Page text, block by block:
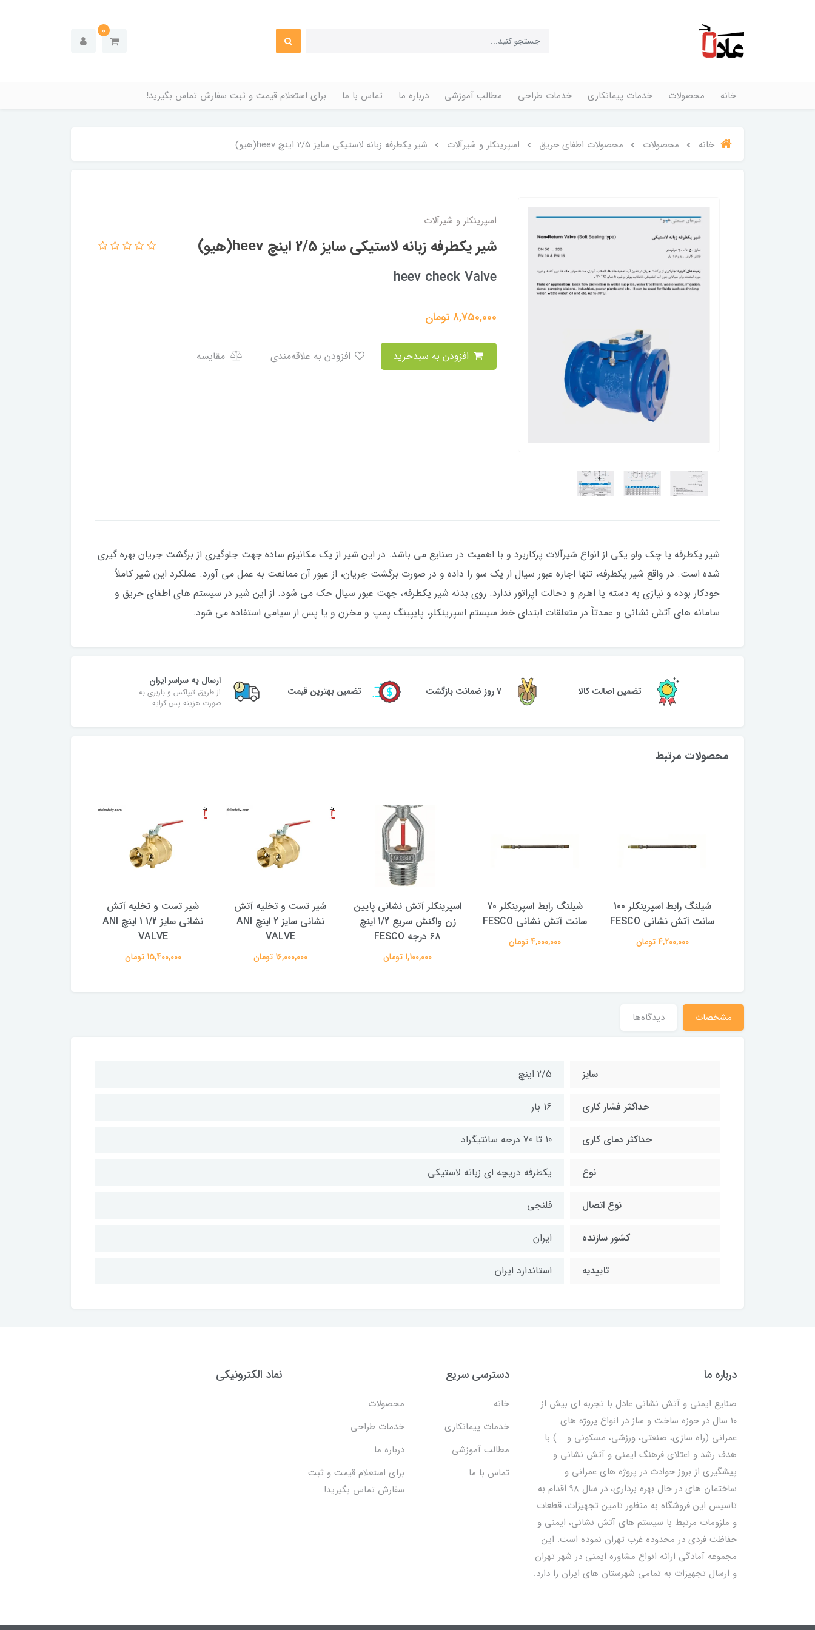
0
خانه محصولات خدمات پیمانکاری خدمات طراحی مطالب آموزشی درباره ما تماس با ما برای استعلام قیمت و ثبت سفارش تماس بگیرید!
خانه محصولات محصولات اطفای حریق اسپرینکلر و شیرآلات شیر یکطرفه زبانه لاستیکی سایز 2/5 اینچ heev(هیو)
اسپرینکلر و شیرآلات
شیر یکطرفه زبانه لاستیکی سایز 2/5 اینچ heev(هیو)
heev check Valve
8,750,000تومان
مقایسه
شیر یکطرفه یا چک ولو یکی از انواع شیرآلات پرکاربرد و با اهمیت در صنایع می باشد. در این شیر از یک مکانیزم ساده جهت جلوگیری از برگشت جریان بهره گیری
شده است. در واقع شیر یکطرفه، تنها اجازه عبور سیال از یک سو را داده و در صورت برگشت جریان، از عبور آن ممانعت به عمل می آورد. عملکرد این شیر کاملاً
خودکار بوده و نیازی به دسته یا اهرم و دخالت اپراتور ندارد. روی بدنه شیر یکطرفه، جهت عبور سیال حک می شود. از این شیر در سیستم های اطفای حریق و
سامانه های آتش نشانی و عمدتاً در متعلقات ابتدای خط سیستم اسپرینکلر، پایپینگ پمپ و مخزن و یا پس از سیامی استفاده می شود.
تضمین اصالت کالا 7 روز ضمانت بازگشت تضمین بهترین قیمت
ارسال به سراسر ایران
از طریق تیپاکس و باربری به
صورت هزینه پس کرایه
محصولات مرتبط
شیلنگ رابط اسپرینکلر 100
سانت آتش نشانی FESCO
4,200,000 تومان
شیلنگ رابط اسپرینکلر 70
سانت آتش نشانی FESCO
4,000,000 تومان
اسپرینکلر آتش نشانی پایین
زن واکنش سریع 1/2 اینچ
68 درجه FESCO
1,100,000 تومان
شیر تست و تخلیه آتش
نشانی سایز 2 اینچ ANI
VALVE
16,000,000 تومان
شیر تست و تخلیه آتش
نشانی سایز 1/2 1 اینچ ANI
VALVE
15,400,000 تومان
مشخصات دیدگاه‌ها
سایز 2/5 اینچ
حداکثر فشار کاری 16 بار
حداکثر دمای کاری 10 تا 70 درجه سانتیگراد
نوع یکطرفه دریچه ای زبانه لاستیکی
نوع اتصال فلنجی
کشور سازنده ایران
تاییدیه استاندارد ایران
درباره ما
صنایع ایمنی و آتش نشانی عادل با تجربه ای بیش از
10 سال در حوزه ساخت و ساز در انواع پروژه های
عمرانی (راه سازی، صنعتی، ورزشی، مسکونی و ...) با
هدف رشد و اعتلای فرهنگ ایمنی و آتش نشانی و
پیشگیری از بروز حوادث در پروژه های عمرانی و
ساختمان های در حال بهره برداری، در سال 98 اقدام به
تاسیس این فروشگاه به منظور تامین تجهیزات، قطعات
و ملزومات مرتبط با سیستم های آتش نشانی، ایمنی و
حفاظت فردی در محدوده غرب تهران نموده است. این
مجموعه آمادگی ارائه انواع مشاوره ایمنی در شهر تهران
و ارسال تجهیزات به تمامی شهرستان های ایران را دارد.
دسترسی سریع
خانه
محصولات
خدمات پیمانکاری
خدمات طراحی
مطالب آموزشی
درباره ما
تماس با ما
برای استعلام قیمت و ثبت
سفارش تماس بگیرید!
نماد الکترونیکی